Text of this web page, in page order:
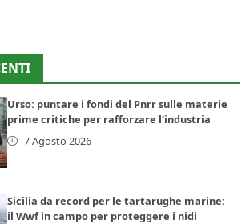
Urso: puntare i fondi del Pnrr sulle materie
prime critiche per rafforzare l’industria
7 Agosto 2026
Sicilia da record per le tartarughe marine:
il Wwf in campo per proteggere i nidi